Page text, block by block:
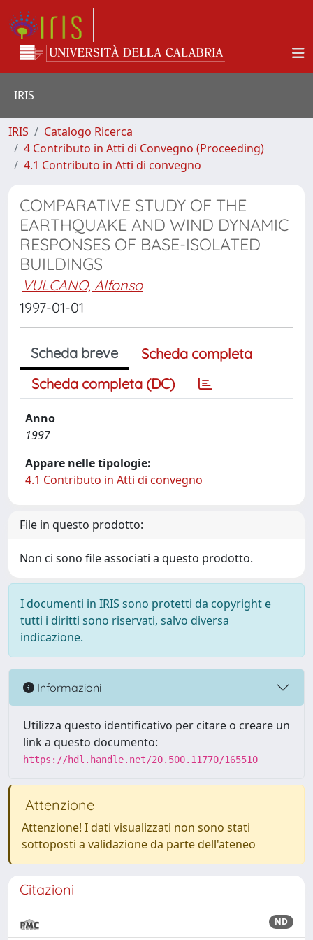
IRIS
IRIS
Catalogo Ricerca
4 Contributo in Atti di Convegno (Proceeding)
4.1 Contributo in Atti di convegno
COMPARATIVE STUDY OF THE
EARTHQUAKE AND WIND DYNAMIC
RESPONSES OF BASE-ISOLATED
BUILDINGS
VULCANO, Alfonso
1997-01-01
Scheda breve
Scheda completa
Scheda completa (DC)
Anno
1997
Appare nelle tipologie:
4.1 Contributo in Atti di convegno
File in questo prodotto:
Non ci sono file associati a questo prodotto.
I documenti in IRIS sono protetti da copyright e
tutti i diritti sono riservati, salvo diversa
indicazione.
Informazioni
Utilizza questo identificativo per citare o creare un
link a questo documento:
https://hdl.handle.net/20.500.11770/165510
Attenzione
Attenzione! I dati visualizzati non sono stati
sottoposti a validazione da parte dell'ateneo
Citazioni
ND